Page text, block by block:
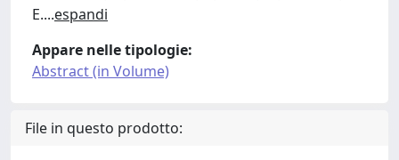
E....espandi
Appare nelle tipologie:
Abstract (in Volume)
File in questo prodotto: